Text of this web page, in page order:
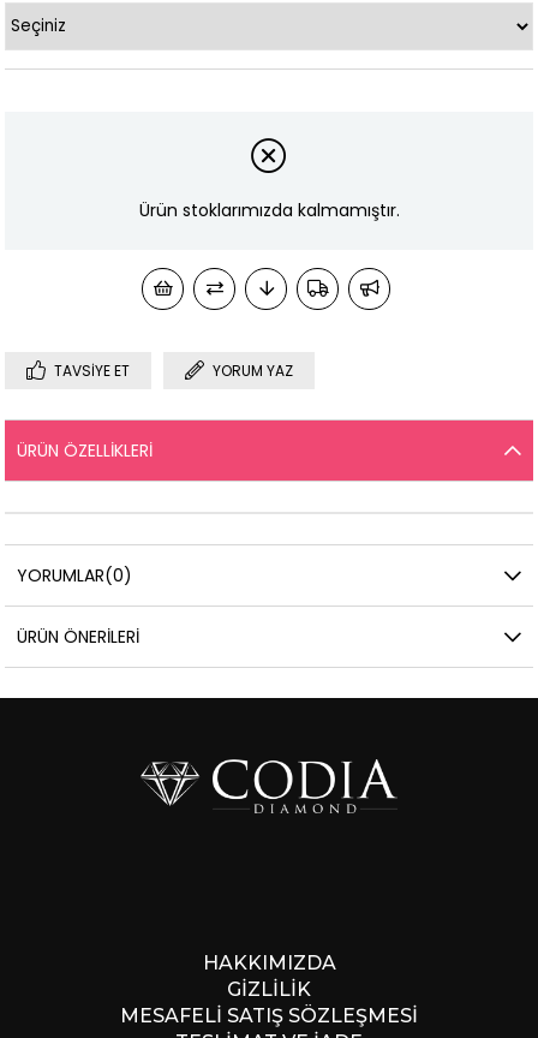
Ürün stoklarımızda kalmamıştır.
TAVSIYE ET YORUM YAZ
ÜRÜN ÖZELLIKLERI
YORUMLAR(0)
ÜRÜN ÖNERILERI
HAKKIMIZDA
GİZLİLİK
MESAFELİ SATIŞ SÖZLEŞMESİ